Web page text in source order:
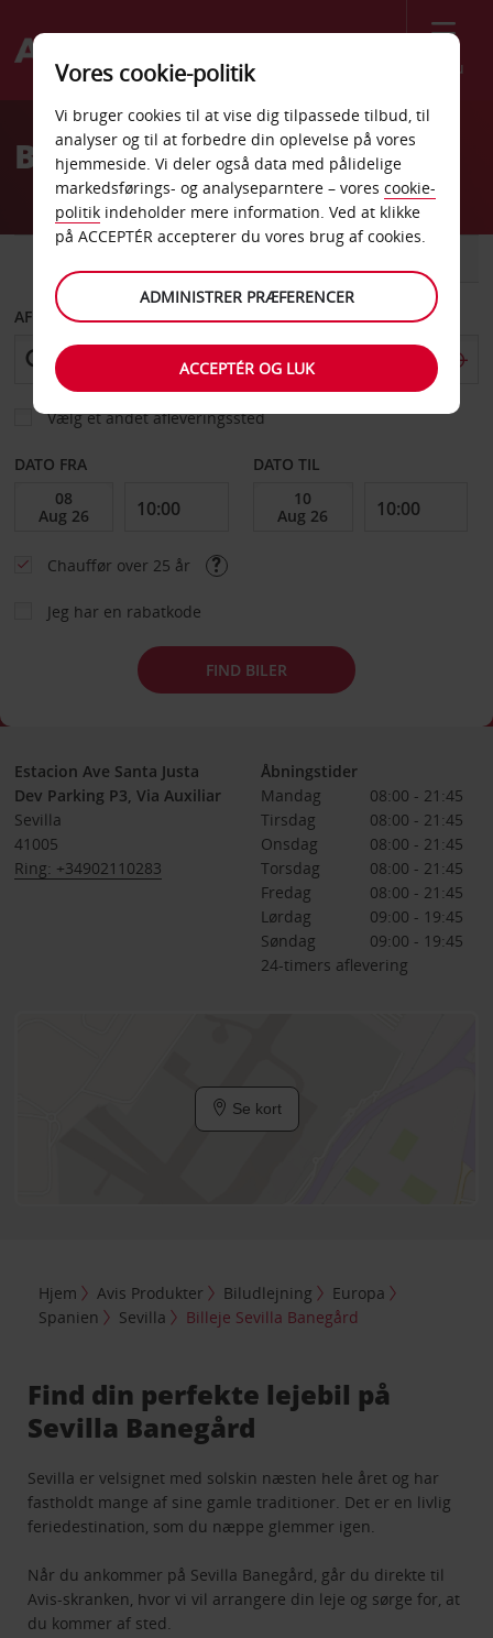
Menu
Welcome
AvisBilleje Sevilla Banegård
AFHENT FRA
Vælg et andet afleveringssted
DATO FRA DATO TIL
Chauffør over 25 år
Jeg har en rabatkode
FIND BILER
Estacion Ave Santa Justa
Dev Parking P3, Via Auxiliar
Sevilla
41005
Ring: +34902110283
Åbningstider
Mandag
08:00 - 21:45
Tirsdag
08:00 - 21:45
Onsdag
08:00 - 21:45
Torsdag
08:00 - 21:45
Fredag
08:00 - 21:45
Lørdag
09:00 - 19:45
Søndag
09:00 - 19:45
24-timers aflevering
Se kort
Hjem Avis Produkter Biludlejning
Europa
Spanien
Sevilla Billeje Sevilla Banegård
Find din perfekte lejebil på
Sevilla Banegård
Sevilla er velsignet med solskin næsten hele året og har
fastholdt mange af sine gamle traditioner. Det er en livlig
feriedestination, som du næppe glemmer igen.
Når du ankommer på Sevilla Banegård, går du direkte til
Avis-skranken, hvor vi vil arrangere din leje og sørge for, at
du kommer af sted.
Vores cookie-politik
Vi bruger cookies til at vise dig tilpassede tilbud, til
analyser og til at forbedre din oplevelse på vores
hjemmeside. Vi deler også data med pålidelige
markedsførings- og analyseparntere – vores cookie-
politik indeholder mere information. Ved at klikke
på ACCEPTÉR accepterer du vores brug af cookies.
ADMINISTRER PRÆFERENCER
ACCEPTÉR OG LUK